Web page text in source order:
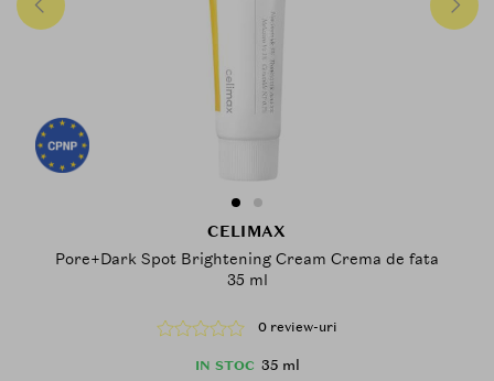
CELIMAX
Pore+Dark Spot Brightening Cream Crema de fata
35 ml
0 review-uri
IN STOC 35 ml